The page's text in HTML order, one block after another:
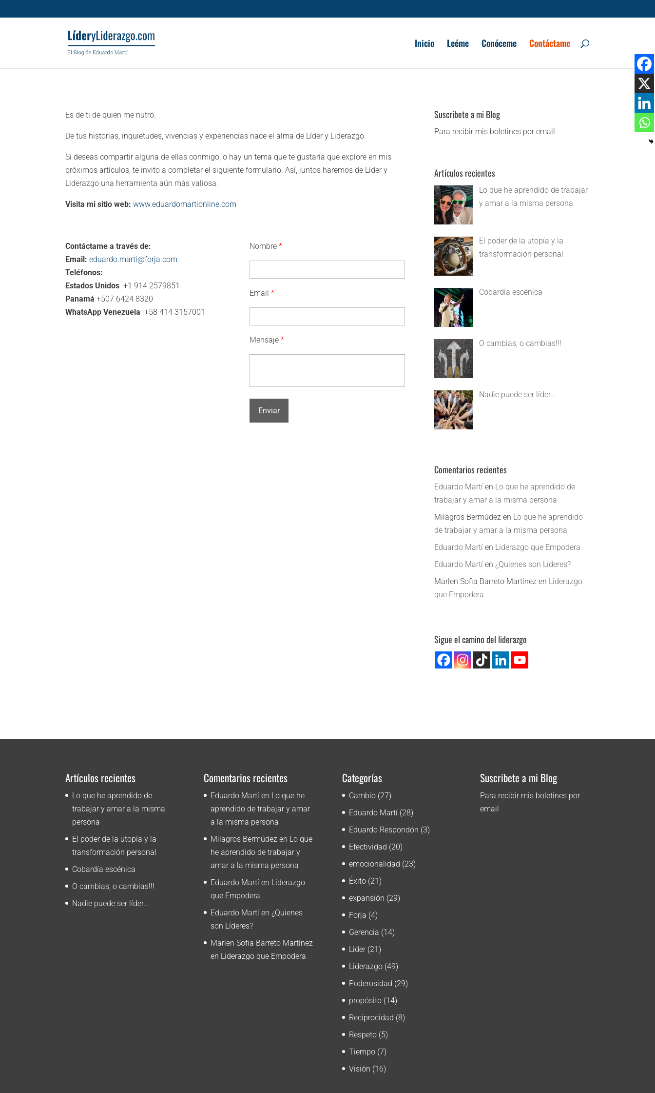
Inicio Leéme Conóceme Contáctame
Es de ti de quien me nutro.
De tus historias, inquietudes, vivencias y experiencias nace el alma de Líder y Liderazgo.
Si deseas compartir alguna de ellas conmigo, o hay un tema que te gustaría que explore en mis
próximos artículos, te invito a completar el siguiente formulario. Así, juntos haremos de Líder y
Liderazgo una herramienta aún más valiosa.
Visita mi sitio web: www.eduardomartionline.com
Contáctame a través de:
Email:eduardo.marti@forja.com
Teléfonos:
Estados Unidos +1 914 2579851
Panamá +507 6424 8320
WhatsApp Venezuela +58 414 3157001
Nombre*
Email*
Mensaje*
Suscribete a mi Blog
Para recibir mis boletines por email
Artículos recientes
Lo que he aprendido de trabajar
y amar a la misma persona
El poder de la utopía y la
transformación personal
Cobardía escénica
O cambias, o cambias!!!
Nadie puede ser líder…
Comentarios recientes
Eduardo Martíen Lo que he aprendido de
trabajar y amar a la misma persona
Milagros Bermúdez en Lo que he aprendido
de trabajar y amar a la misma persona
Eduardo Martíen Liderazgo que Empodera
Eduardo Martíen ¿Quienes son Líderes?
Marlen Sofia Barreto Martínez en Liderazgo
que Empodera
Sigue el camino del liderazgo
Artículos recientes
Lo que he aprendido de
trabajar y amar a la misma
persona
El poder de la utopía y la
transformación personal
Cobardía escénica
O cambias, o cambias!!!
Nadie puede ser líder…
Comentarios recientes
Eduardo Martíen Lo que he
aprendido de trabajar y amar
a la misma persona
Milagros Bermúdezen Lo que
he aprendido de trabajar y
amar a la misma persona
Eduardo Martíen Liderazgo
que Empodera
Eduardo Martíen ¿Quienes
son Líderes?
Marlen Sofia Barreto Martínez
en Liderazgo que Empodera
Categorías
Cambio(27)
Eduardo Martí(28)
Eduardo Respondón (3)
Efectividad (20)
emocionalidad (23)
Éxito(21)
expansión (29)
Forja (4)
Gerencia (14)
Lider(21)
Liderazgo(49)
Poderosidad (29)
propósito(14)
Reciprocidad (8)
Respeto(5)
Tiempo(7)
Visión (16)
Suscribete a mi Blog
Para recibir mis boletines por
email